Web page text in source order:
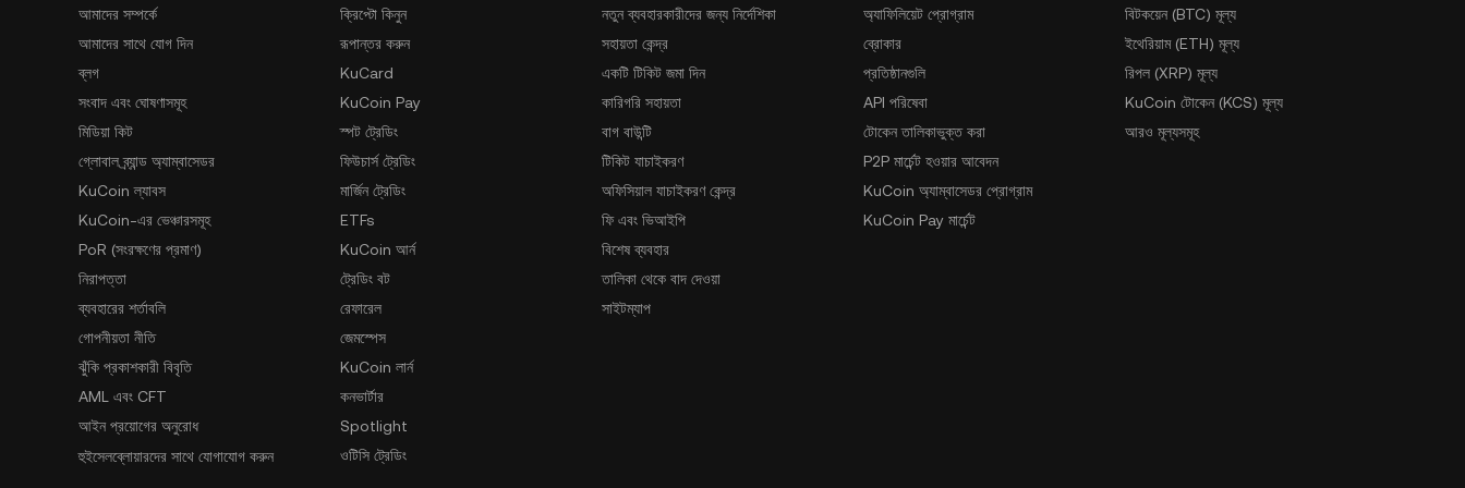
আমাদের সম্পর্কে
আমাদের সাথে যোগ দিন
ব্লগ
সংবাদ এবং ঘোষণাসমূহ
মিডিয়া কিট
গ্লোবাল ব্র্যান্ড অ্যাম্বাসেডর
KuCoin ল্যাবস
KuCoin-এর ভেঞ্চারসমূহ
PoR (সংরক্ষণের প্রমাণ)
নিরাপত্তা
ব্যবহারের শর্তাবলি
গোপনীয়তা নীতি
ঝুঁকি প্রকাশকারী বিবৃতি
AML এবং CFT
আইন প্রয়োগের অনুরোধ
হুইসেলব্লোয়ারদের সাথে যোগাযোগ করুন
ক্রিপ্টো কিনুন
রূপান্তর করুন
KuCard
KuCoin Pay
স্পট ট্রেডিং
ফিউচার্স ট্রেডিং
মার্জিন ট্রেডিং
ETFs
KuCoin আর্ন
ট্রেডিং বট
রেফারেল
জেমস্পেস
KuCoin লার্ন
কনভার্টার
Spotlight
ওটিসি ট্রেডিং
নতুন ব্যবহারকারীদের জন্য নির্দেশিকা
সহায়তা কেন্দ্র
একটি টিকিট জমা দিন
কারিগরি সহায়তা
বাগ বাউন্টি
টিকিট যাচাইকরণ
অফিসিয়াল যাচাইকরণ কেন্দ্র
ফি এবং ভিআইপি
বিশেষ ব্যবহার
তালিকা থেকে বাদ দেওয়া
সাইটম্যাপ
অ্যাফিলিয়েট প্রোগ্রাম
ব্রোকার
প্রতিষ্ঠানগুলি
API পরিষেবা
টোকেন তালিকাভুক্ত করা
P2P মার্চেন্ট হওয়ার আবেদন
KuCoin অ্যাম্বাসেডর প্রোগ্রাম
KuCoin Pay মার্চেন্ট
বিটকয়েন (BTC) মূল্য
ইথেরিয়াম (ETH) মূল্য
রিপল (XRP) মূল্য
KuCoin টোকেন (KCS) মূল্য
আরও মূল্যসমূহ